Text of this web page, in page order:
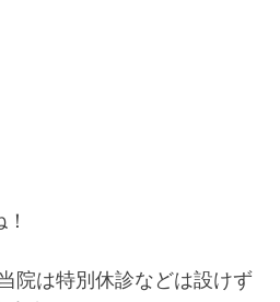
院は特別休診などは設けず